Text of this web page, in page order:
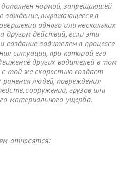
нормой, запрещающей
вождение, выражающееся в
одного или нескольких
другом действий, если эти
создание водителем в процессе
ситуации, при которой его
других водителей в том
с той же скоростью создаёт
ранения людей, повреждения
сооружений, грузов или
материального ущерба.
относятся: